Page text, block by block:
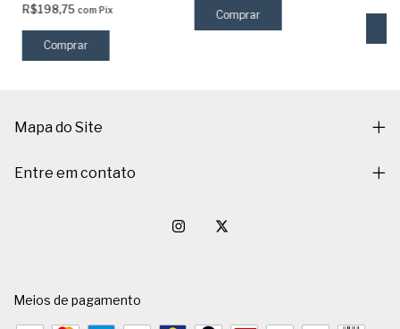
R$198,75 com Pix
Mapa do Site
Entre em contato
Meios de pagamento